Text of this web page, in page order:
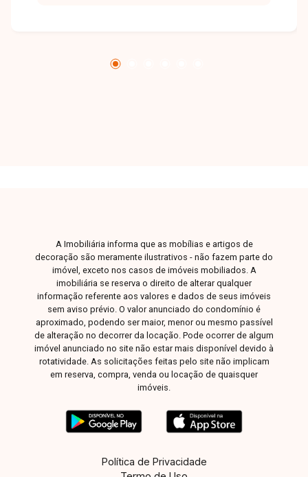
quem busca visibilidade e boa localização para
A Imobiliária informa que as mobílias e artigos de
decoração são meramente ilustrativos - não fazem parte do
imóvel, exceto nos casos de imóveis mobiliados. A
imobiliária se reserva o direito de alterar qualquer
informação referente aos valores e dados de seus imóveis
sem aviso prévio. O valor anunciado do condomínio é
aproximado, podendo ser maior, menor ou mesmo passível
de alteração no decorrer da locação. Pode ocorrer de algum
imóvel anunciado no site não estar mais disponível devido à
rotatividade. As solicitações feitas pelo site não implicam
em reserva, compra, venda ou locação de quaisquer
imóveis.
Política de Privacidade